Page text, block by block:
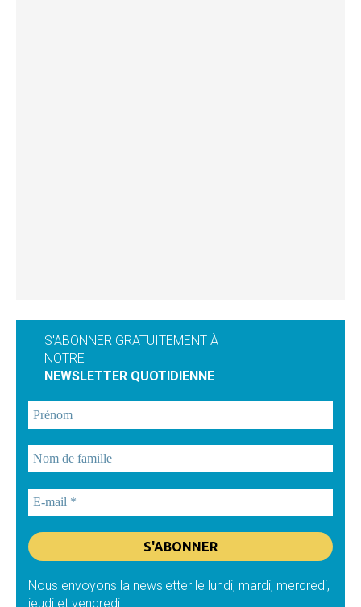
S'ABONNER GRATUITEMENT À
NOTRE
NEWSLETTER QUOTIDIENNE
Nous envoyons la newsletter le lundi, mardi, mercredi,
jeudi et vendredi